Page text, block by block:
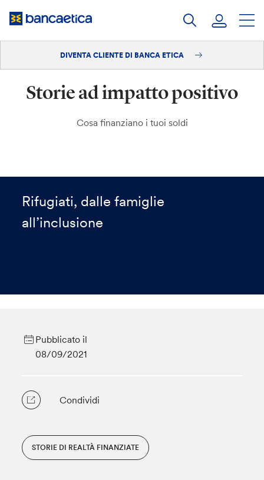
Diventa cliente
DIVENTA CLIENTE DI BANCA ETICA
Storie ad impatto positivo
Cosa finanziano i tuoi soldi
Rifugiati, dalle famiglie
all’inclusione
Pubblicato il
08/09/2021
Condividi
STORIE DI REALTÀ FINANZIATE